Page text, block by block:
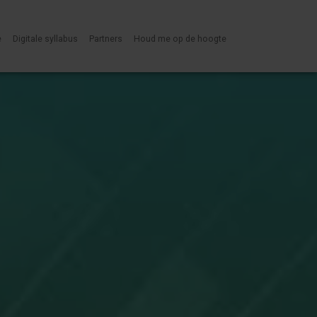
Digitale syllabus Partners Houd me op de hoogte